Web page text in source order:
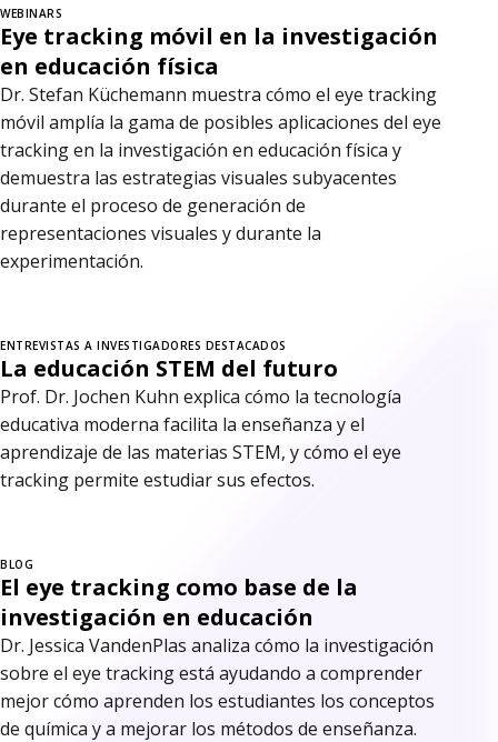
WEBINARS
Eye tracking móvil en la investigación
en educación física
Dr. Stefan Küchemann muestra cómo el eye tracking
móvil amplía la gama de posibles aplicaciones del eye
tracking en la investigación en educación física y
demuestra las estrategias visuales subyacentes
durante el proceso de generación de
representaciones visuales y durante la
experimentación.
ENTREVISTAS A INVESTIGADORES DESTACADOS
La educación STEM del futuro
Prof. Dr. Jochen Kuhn explica cómo la tecnología
educativa moderna facilita la enseñanza y el
aprendizaje de las materias STEM, y cómo el eye
tracking permite estudiar sus efectos.
BLOG
El eye tracking como base de la
investigación en educación
Dr. Jessica VandenPlas analiza cómo la investigación
sobre el eye tracking está ayudando a comprender
mejor cómo aprenden los estudiantes los conceptos
de química y a mejorar los métodos de enseñanza.